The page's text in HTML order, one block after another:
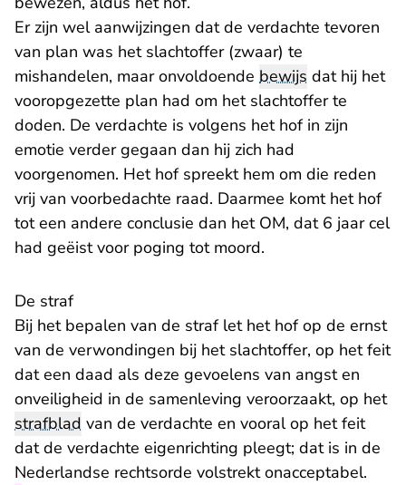
Er zijn wel aanwijzingen dat de verdachte tevoren
van plan was het slachtoffer (zwaar) te
mishandelen, maar onvoldoende bewijs dat hij het
vooropgezette plan had om het slachtoffer te
doden. De verdachte is volgens het hof in zijn
emotie verder gegaan dan hij zich had
voorgenomen. Het hof spreekt hem om die reden
vrij van voorbedachte raad. Daarmee komt het hof
tot een andere conclusie dan het OM, dat 6 jaar cel
had geëist voor poging tot moord.
De straf
Bij het bepalen van de straf let het hof op de ernst
van de verwondingen bij het slachtoffer, op het feit
dat een daad als deze gevoelens van angst en
onveiligheid in de samenleving veroorzaakt, op het
strafblad van de verdachte en vooral op het feit
dat de verdachte eigenrichting pleegt; dat is in de
Nederlandse rechtsorde volstrekt onacceptabel.